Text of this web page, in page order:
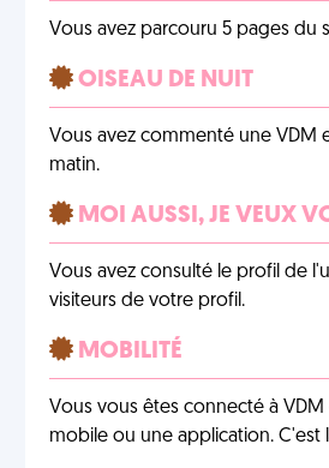
Vous avez parcouru 5 pages du
OISEAU DE NUIT
Vous avez commenté une VDM
matin.
MOI AUSSI, JE VEUX
Vous avez consulté le profil de
visiteurs de votre profil.
MOBILITÉ
Vous vous êtes connecté à
mobile ou une application. C'est